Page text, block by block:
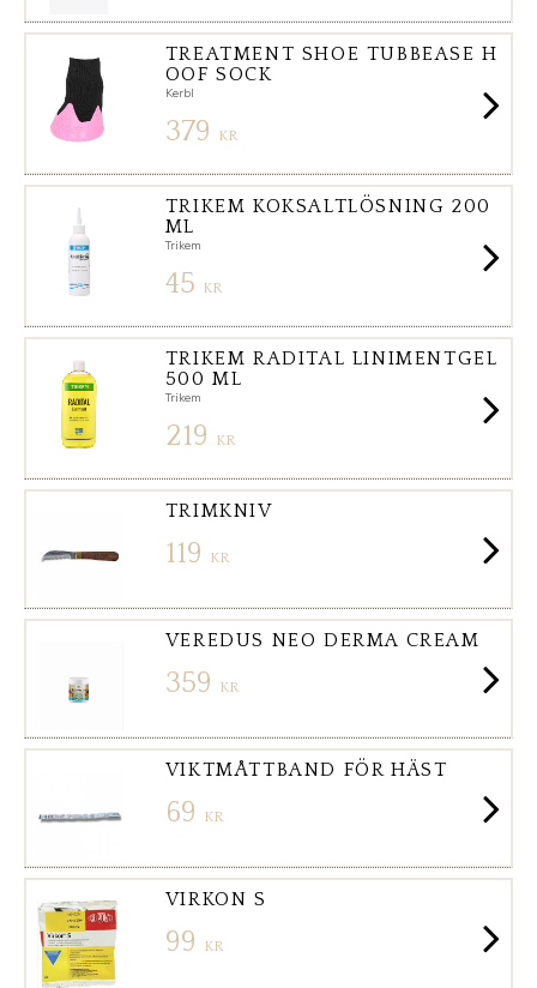
TREATMENT SHOE TUBBEASE H
OOF SOCK
Kerbl
379 KR
TRIKEM KOKSALTLÖSNING 200
ML
Trikem
45 KR
TRIKEM RADITAL LINIMENTGEL
500 ML
Trikem
219 KR
TRIMKNIV
119 KR
VEREDUS NEO DERMA CREAM
359 KR
VIKTMÅTTBAND FÖR HÄST
69 KR
VIRKON S
99 KR